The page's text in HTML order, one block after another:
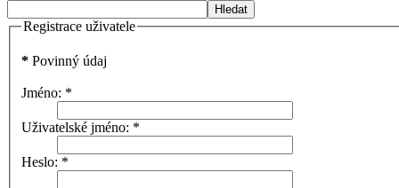
Hledat
Registrace uživatele
* Povinný údaj
Jméno: *
Uživatelské jméno: *
Heslo: *